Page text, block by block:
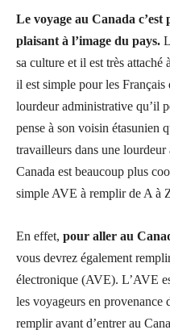
Le voyage au Canada
plaisant à l’image du pays.
sa culture et il est très attaché
il est simple pour les Français
lourdeur administrative qu’il
pense à son voisin étasunien
travailleurs dans une
Canada est beaucoup plus
simple AVE à remplir de A à
En effet, pour aller au
vous devrez également
électronique (AVE). L’AVE
les voyageurs en provenance
remplir avant d’entrer au